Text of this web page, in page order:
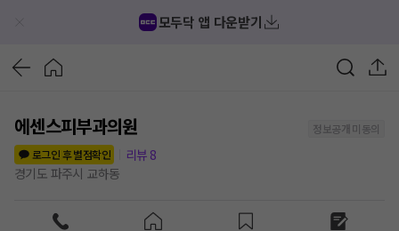
모두닥 앱 다운받기
에센스피부과의원
정보공개 미동의
로그인 후 별점확인
리뷰 8
경기도 파주시 교하동